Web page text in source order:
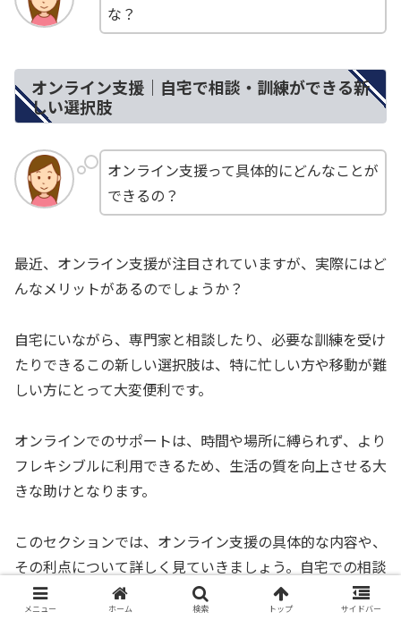
な？
オンライン支援｜自宅で相談・訓練ができる新
しい選択肢
オンライン支援って具体的にどんなことが
できるの？
最近、オンライン支援が注目されていますが、実際にはど
んなメリットがあるのでしょうか？
自宅にいながら、専門家と相談したり、必要な訓練を受け
たりできるこの新しい選択肢は、特に忙しい方や移動が難
しい方にとって大変便利です。
オンラインでのサポートは、時間や場所に縛られず、より
フレキシブルに利用できるため、生活の質を向上させる大
きな助けとなります。
このセクションでは、オンライン支援の具体的な内容や、
その利点について詳しく見ていきましょう。自宅での相談
や訓練がどのように行われるのか、またそれがどれほど役
メニュー ホーム 検索 トップ サイドバー